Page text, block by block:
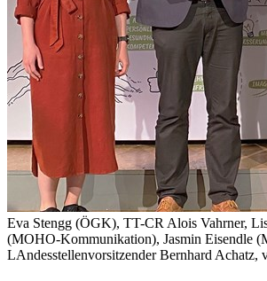
Eva Stengg (ÖGK), TT-CR Alois Vahrner,
(MOHO-Kommunikation), Jasmin Eisendle
LAndesstellenvorsitzender Bernhard Achatz,